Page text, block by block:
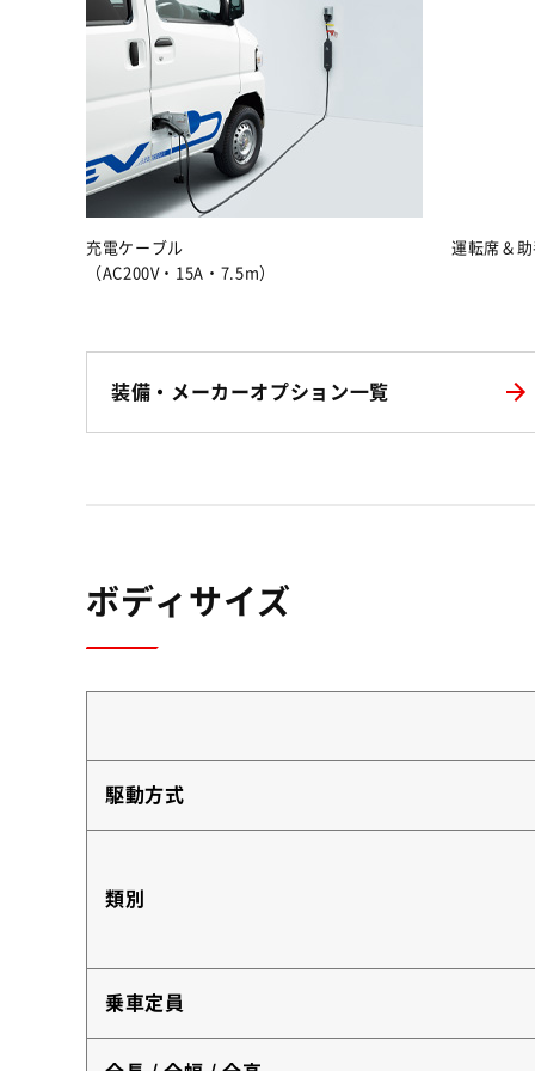
充電ケーブル
（AC200V・15A・7.5m）
運転席＆
装備・メーカーオプション一覧
ボディサイズ
駆動方式
類別
乗車定員